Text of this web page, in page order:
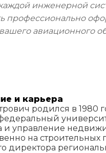
инженерной
профессионально
авиационного
и карьера
родился в 1980
и управление
на строительных
директора